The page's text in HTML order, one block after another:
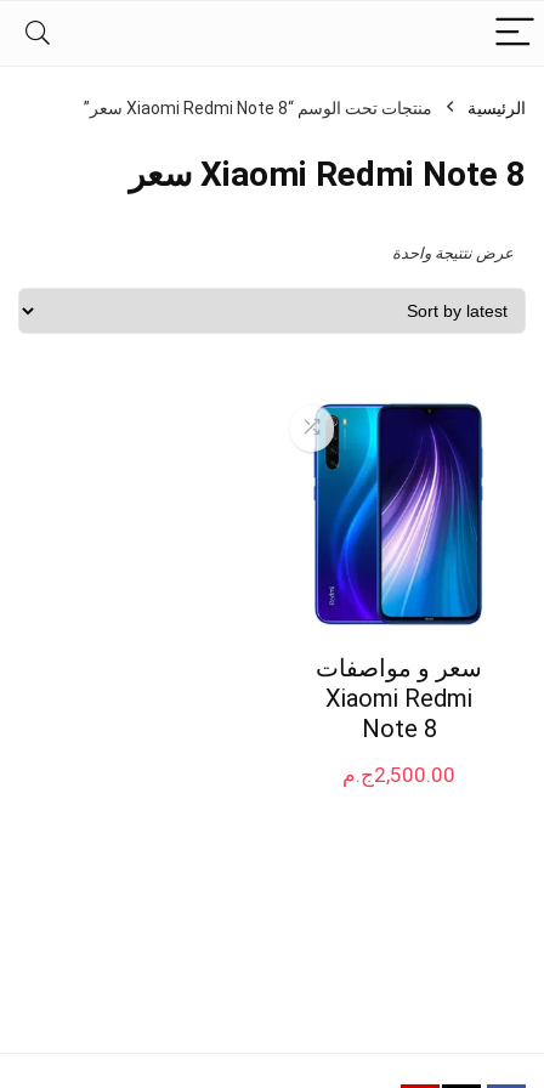
الرئيسية منتجات تحت الوسم “Xiaomi Redmi Note 8 سعر”
Xiaomi Redmi Note 8 سعر
عرض نتتيجة واحدة
سعر و مواصفات
Xiaomi Redmi
Note 8
ج.م2,500.00